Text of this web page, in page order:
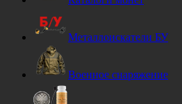
Металлоискатели БУ
Военное снаряжение